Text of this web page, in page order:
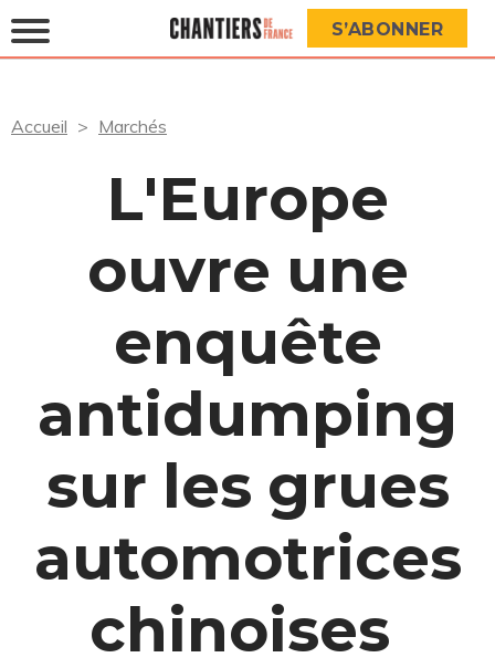
S’ABONNER
Accueil Marchés
L'Europe
ouvre une
enquête
antidumping
sur les grues
automotrices
chinoises